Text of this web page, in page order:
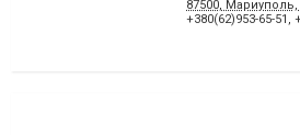
87500,
+380(62)953-65-51 ,